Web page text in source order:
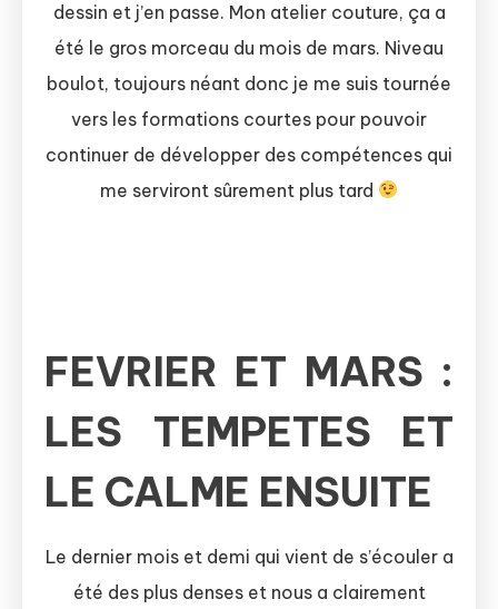
dessin et j’en passe. Mon atelier couture, ça a
été le gros morceau du mois de mars. Niveau
boulot, toujours néant donc je me suis tournée
vers les formations courtes pour pouvoir
continuer de développer des compétences qui
me serviront sûrement plus tard
FEVRIER ET MARS :
LES TEMPETES ET
LE CALME ENSUITE
Le dernier mois et demi qui vient de s’écouler a
été des plus denses et nous a clairement